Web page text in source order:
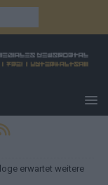
erwartet weitere